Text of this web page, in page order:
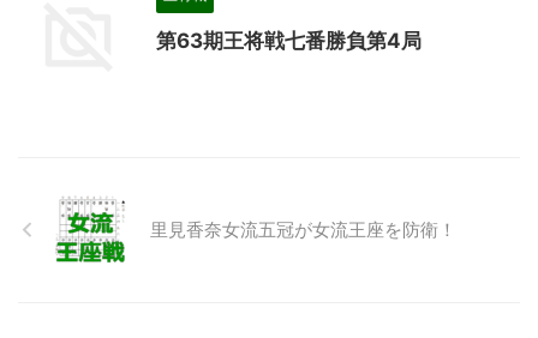
第63期王将戦七番勝負第4局
里見香奈女流五冠が女流王座を防衛！